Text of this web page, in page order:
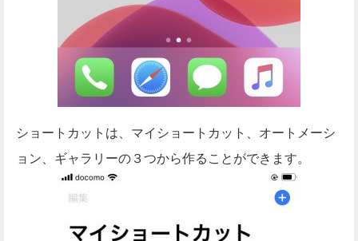
ショートカットは、マイショートカット、オートメーシ
ョン、ギャラリーの３つから作ることができます。